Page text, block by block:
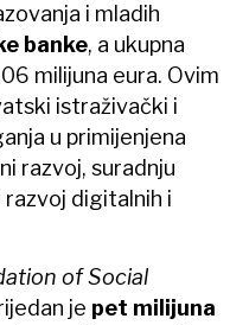
i mladih
banke, a ukupna
milijuna eura. Ovim
istraživački i
u primijenjena
razvoj, suradnju
digitalnih i
of Social
je pet milijuna